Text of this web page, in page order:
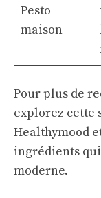
Pesto
maison
Pour plus de
explorez cette
Healthymood
ingrédients
moderne.